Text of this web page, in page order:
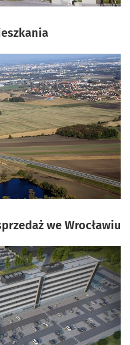
we Wrocławiu